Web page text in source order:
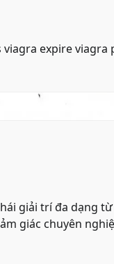
viagra expireviagra
giải trí đa dạng
giác chuyên